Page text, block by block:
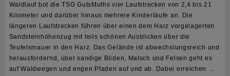
Waldlauf bot die TSG GutsMuths vier Laufstrecken von 2,4 bis 21
Kilometer und darüber hinaus mehrere Kinderläufe an. Die
längeren Laufstrecken führen über einen dem Harz vorgelagerten
Sandsteinhöhenzug mit teils schönen Ausblicken über die
Teufelsmauer in den Harz. Das Gelände ist abwechslungsreich und
herausfordernd, über sandige Böden, Matsch und Felsen geht es
auf Waldwegen und engen Pfaden auf und ab. Dabei erreichen …